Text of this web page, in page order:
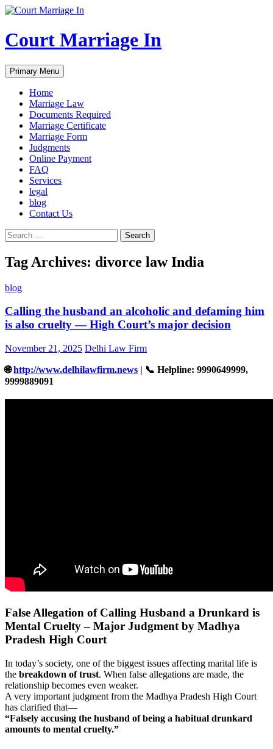
Court Marriage In
Search
Primary Menu Skip
to
Home
Marriage Law
Documents Required
Marriage Certificate
Marriage Form
Judgments
Online Payment
FAQ
Services
legal
blog
Contact Us
Search
for:
Tag Archives: divorce law India
blog
Calling the husband an alcoholic and defaming him
is also cruelty — High Court’s major decision
November 21, 2025 Delhi Law Firm
🌐http://www.delhilawfirm.news | 📞 Helpline: 9990649999,
9999889091
False Allegation of Calling Husband a Drunkard is
Mental Cruelty – Major Judgment by Madhya
Pradesh High Court
In today’s society, one of the biggest issues affecting marital life is
the breakdown of trust. When false allegations are made, the
relationship becomes even weaker.
A very important judgment from the Madhya Pradesh High Court
has clarified that—
“Falsely accusing the husband of being a habitual drunkard
amounts to mental cruelty.”